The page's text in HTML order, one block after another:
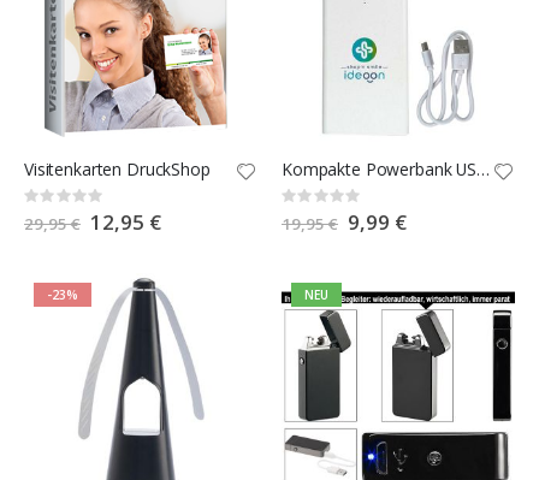
Visitenkarten DruckShop
Rating:
0%
29,95 € Special
Price
12,95 €
Kompakte Powerbank USB-C 4.000 mAh
Rating:
0%
19,95 € Special
Price
9,99 €
-23% NEU